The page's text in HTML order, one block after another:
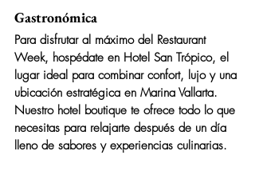
Gastronómica
Para disfrutar al máximo del Restaurant
Week, hospédate en Hotel San Trópico, el
lugar ideal para combinar confort, lujo y una
ubicación estratégica en Marina Vallarta.
Nuestro hotel boutique te ofrece todo lo que
necesitas para relajarte después de un día
lleno de sabores y experiencias culinarias.